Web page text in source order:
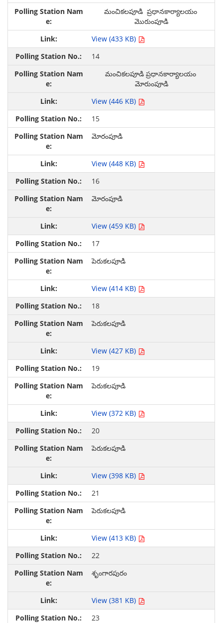
మంచికలపూడి ప్రధానకార్యాలయం
మొరుంపూడి
View (433 KB)
14
మంచికలపూడి ప్రధానకార్యాలయం
మోరుంపూడి
View (446 KB)
15
మోరంపూడి
View (448 KB)
16
మోరంపూడి
View (459 KB)
17
పెరుకలపూడి
View (414 KB)
18
పెరుకలపూడి
View (427 KB)
19
పెరుకలపూడి
View (372 KB)
20
పెరుకలపూడి
View (398 KB)
21
పెరుకలపూడి
View (413 KB)
22
శృంగారపురం
View (381 KB)
23